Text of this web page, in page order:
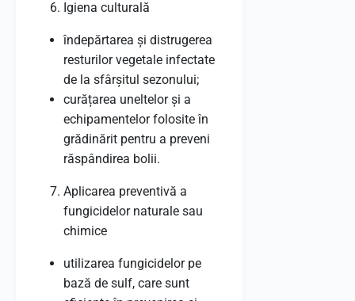
Igiena culturală
îndepărtarea și distrugerea
resturilor vegetale infectate
de la sfârșitul sezonului;
curățarea uneltelor și a
echipamentelor folosite în
grădinărit pentru a preveni
răspândirea bolii.
Aplicarea preventivă a
fungicidelor naturale sau
chimice
utilizarea fungicidelor pe
bază de sulf, care sunt